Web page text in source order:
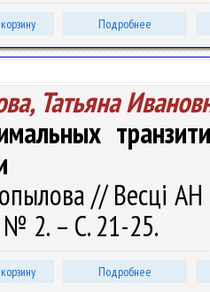
Подробнее
Татьяна
// Весці АН
2. – С. 21-25.
Подробнее